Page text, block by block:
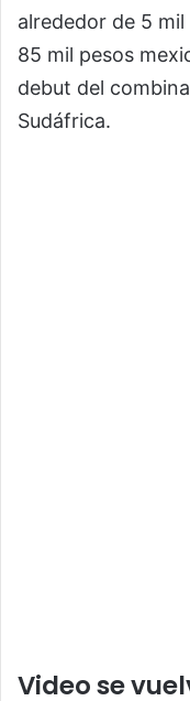
alrededor de 5
85 mil pesos
debut del
Sudáfrica.
Video se